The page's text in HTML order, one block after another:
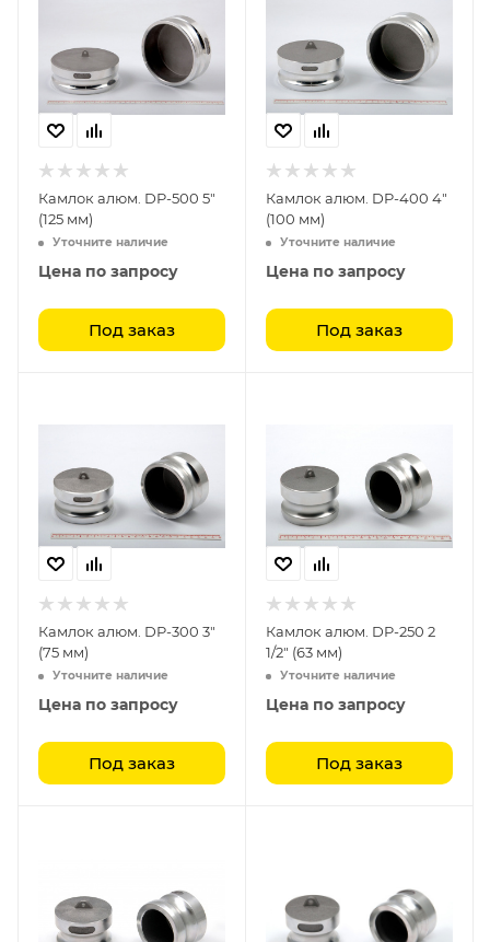
Камлок алюм. DP-500 5"
(125 мм)
Уточните наличие
Цена по запросу
Под заказ
Камлок алюм. DP-400 4"
(100 мм)
Уточните наличие
Цена по запросу
Под заказ
Камлок алюм. DP-300 3"
(75 мм)
Уточните наличие
Цена по запросу
Под заказ
Камлок алюм. DP-250 2
1/2" (63 мм)
Уточните наличие
Цена по запросу
Под заказ